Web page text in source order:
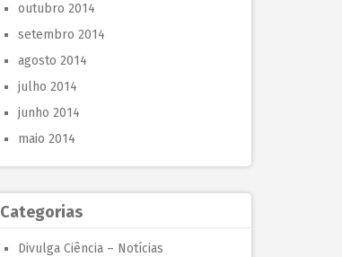
outubro 2014
setembro 2014
agosto 2014
julho 2014
junho 2014
maio 2014
Categorias
Divulga Ciência – Notícias